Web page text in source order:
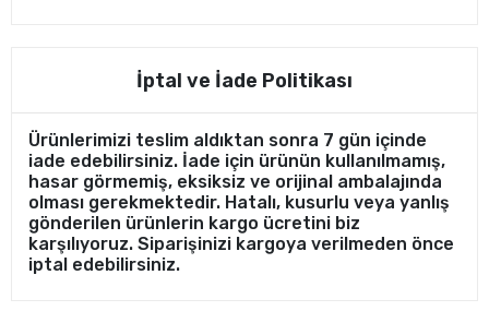
İptal ve İade Politikası
Ürünlerimizi teslim aldıktan sonra 7 gün içinde
iade edebilirsiniz. İade için ürünün kullanılmamış,
hasar görmemiş, eksiksiz ve orijinal ambalajında
olması gerekmektedir. Hatalı, kusurlu veya yanlış
gönderilen ürünlerin kargo ücretini biz
karşılıyoruz. Siparişinizi kargoya verilmeden önce
iptal edebilirsiniz.